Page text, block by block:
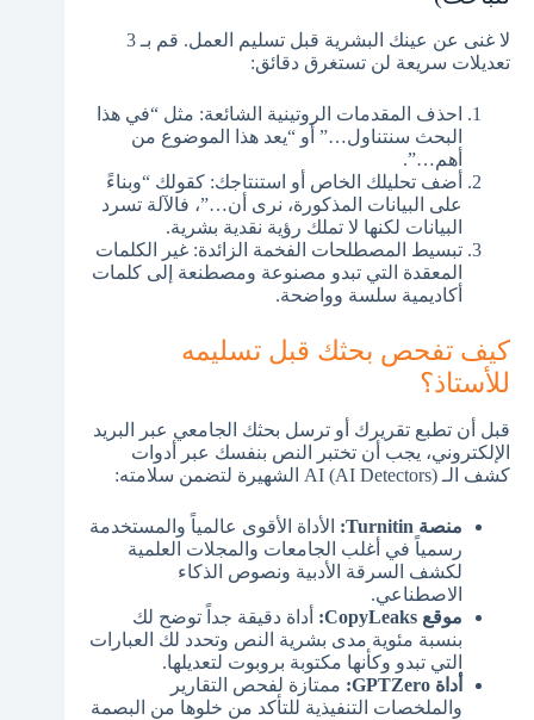
لا غنى عن عينك البشرية قبل تسليم العمل. قم بـ 3
تعديلات سريعة لن تستغرق دقائق:
احذف المقدمات الروتينية الشائعة: مثل “في هذا
البحث سنتناول…” أو “يعد هذا الموضوع من
أهم…”.
أضف تحليلك الخاص أو استنتاجك: كقولك “وبناءً
على البيانات المذكورة، نرى أن…”، فالآلة تسرد
البيانات لكنها لا تملك رؤية نقدية بشرية.
تبسيط المصطلحات الفخمة الزائدة: غير الكلمات
المعقدة التي تبدو مصنوعة ومصطنعة إلى كلمات
أكاديمية سلسة وواضحة.
كيف تفحص بحثك قبل تسليمه
للأستاذ؟
قبل أن تطبع تقريرك أو ترسل بحثك الجامعي عبر البريد
الإلكتروني، يجب أن تختبر النص بنفسك عبر أدوات
كشف الـ AI (AI Detectors) الشهيرة لتضمن سلامته:
منصة Turnitin:
الأداة الأقوى عالمياً والمستخدمة
رسمياً في أغلب الجامعات والمجلات العلمية
لكشف السرقة الأدبية ونصوص الذكاء
الاصطناعي.
موقع CopyLeaks:
أداة دقيقة جداً توضح لك
بنسبة مئوية مدى بشرية النص وتحدد لك العبارات
التي تبدو وكأنها مكتوبة بروبوت لتعديلها.
أداة GPTZero:
ممتازة لفحص التقارير
والملخصات التنفيذية للتأكد من خلوها من البصمة